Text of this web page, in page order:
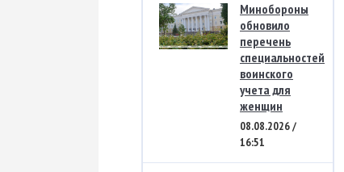
Минобороны
обновило
перечень
специальностей
воинского
учета для
женщин
08.08.2026 /
16:51